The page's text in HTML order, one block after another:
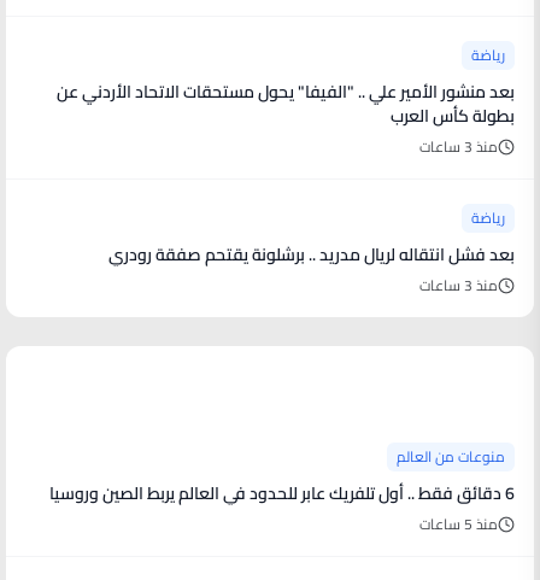
رياضة
بعد منشور الأمير علي .. "الفيفا" يحول مستحقات الاتحاد الأردني عن
بطولة كأس العرب
منذ 3 ساعات
رياضة
بعد فشل انتقاله لريال مدريد .. برشلونة يقتحم صفقة رودري
منذ 3 ساعات
منوعات من العالم
6 دقائق فقط .. أول تلفريك عابر للحدود في العالم يربط الصين وروسيا
منذ 5 ساعات